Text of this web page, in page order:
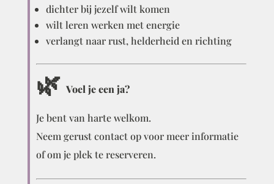
dichter bij jezelf wilt komen
wilt leren werken met energie
verlangt naar rust, helderheid en richting
🌿 Voel je een ja?
Je bent van harte welkom.
Neem gerust contact op voor meer informatie
of om je plek te reserveren.